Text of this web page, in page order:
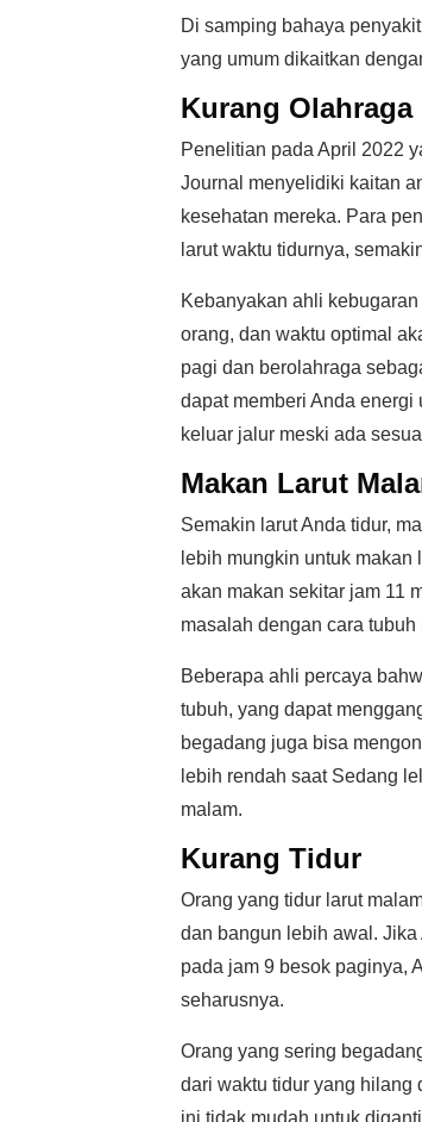
Di samping bahaya
yang umum dikaitkan
Kurang Olahraga
Penelitian pada April 2022
Journal menyelidiki kaitan
kesehatan mereka. Para
larut waktu tidurnya,
Kebanyakan ahli
orang, dan waktu optimal
pagi dan berolahraga
dapat memberi Anda
keluar jalur meski ada
Makan Larut
Semakin larut Anda tidur,
lebih mungkin untuk
akan makan sekitar jam 11
masalah dengan cara
Beberapa ahli percaya
tubuh, yang dapat
begadang juga bisa
lebih rendah saat Sedang
malam.
Kurang Tidur
Orang yang tidur larut
dan bangun lebih awal.
pada jam 9 besok paginya,
seharusnya.
Orang yang sering
dari waktu tidur yang hilang
ini tidak mudah untuk